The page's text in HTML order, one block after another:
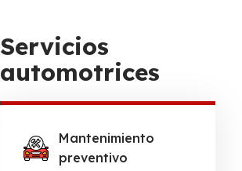
Servicios
automotrices
Mantenimiento
preventivo